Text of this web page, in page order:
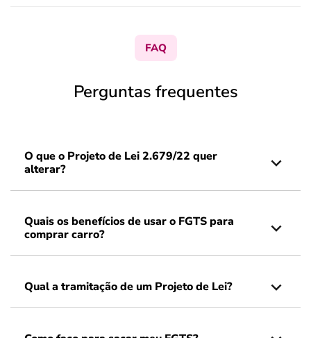
FAQ
Perguntas frequentes
O que o Projeto de Lei 2.679/22 quer
alterar?
Quais os benefícios de usar o FGTS para
comprar carro?
Qual a tramitação de um Projeto de Lei?